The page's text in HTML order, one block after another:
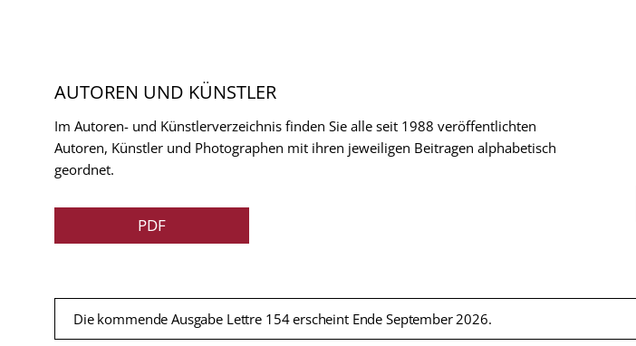
AUTOREN UND KÜNSTLER
Im Autoren- und Künstlerverzeichnis finden Sie alle seit 1988 veröffentlichten
Autoren, Künstler und Photographen mit ihren jeweiligen Beitragen alphabetisch
geordnet.
PDF
Die kommende Ausgabe Lettre 154 erscheint Ende September 2026.